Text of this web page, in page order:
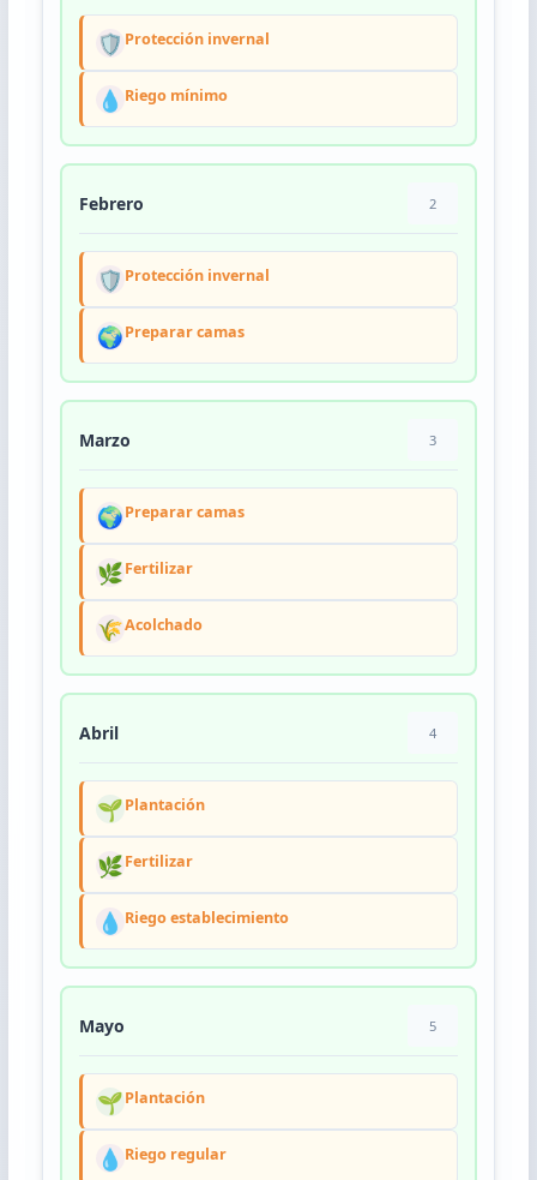
🛡️ Protección invernal
💧 Riego mínimo
Febrero 2
🛡️ Protección invernal
🌍Preparar camas
Marzo 3
🌍Preparar camas
🌿Fertilizar
🌾Acolchado
Abril 4
🌱Plantación
🌿Fertilizar
💧 Riego establecimiento
Mayo 5
🌱Plantación
💧 Riego regular